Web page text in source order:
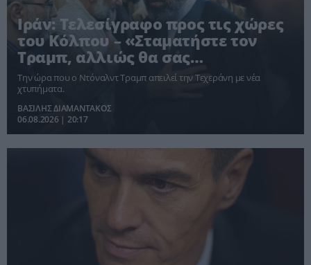
Ιράν: Τελεσίγραφο προς τις χώρες
του Κόλπου – «Σταματήστε τον
Τραμπ, αλλιώς θα σας
χτυπήσουμε»
Την ώρα που ο Ντόναλντ Τραμπ απειλεί την Τεχεράνη με νέα
χτυπήματα.
ΒΑΣΙΛΗΣ ΔΙΑΜΑΝΤΑΚΟΣ
06.08.2026 | 20:17